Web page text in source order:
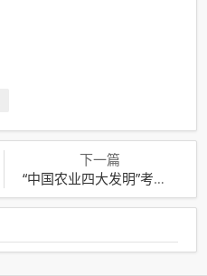
下一篇
“中国农业四大发明”考点汇总